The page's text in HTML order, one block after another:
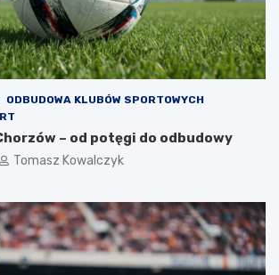
ODBUDOWA KLUBÓW SPORTOWYCH
– od potęgi do odbudowy
Tomasz Kowalczyk